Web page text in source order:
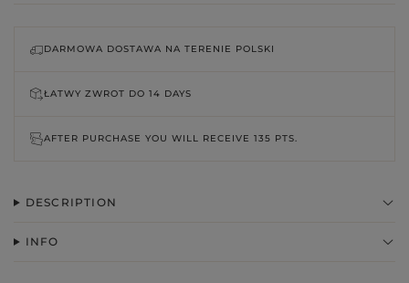
DARMOWA DOSTAWA NA TERENIE POLSKI
ŁATWY ZWROT DO 14 DAYS
AFTER PURCHASE YOU WILL RECEIVE 135 PTS.
DESCRIPTION
INFO